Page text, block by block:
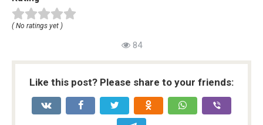
( No ratings yet )
84
Like this post? Please share to your friends: